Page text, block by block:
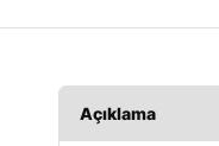
Açıklama